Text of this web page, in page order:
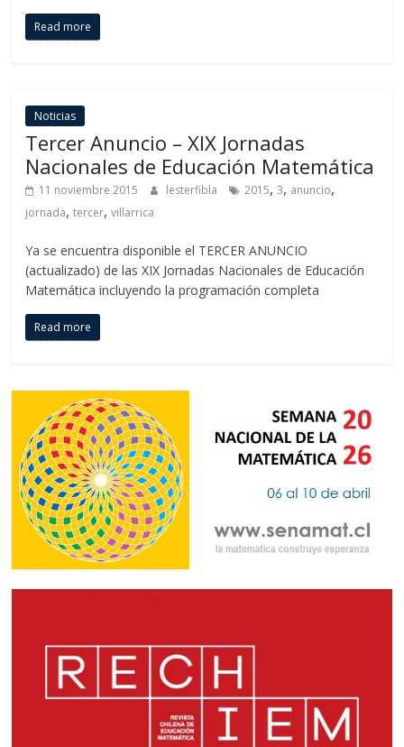
Read more
Noticias
Tercer Anuncio – XIX Jornadas
Nacionales de Educación Matemática
11 noviembre 2015 lesterfibla 2015,3, anuncio,
jornada,tercer,villarrica
Ya se encuentra disponible el TERCER ANUNCIO
(actualizado) de las XIX Jornadas Nacionales de Educación
Matemática incluyendo la programación completa
Read more